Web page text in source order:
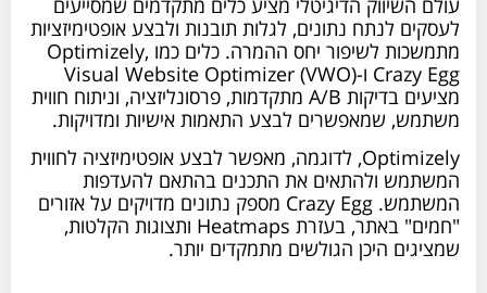
לעסקים לנתח נתונים, לגלות תובנות ולבצע אופטימיזציות
מתמשכות לשיפור יחס ההמרה. כלים כמו Optimizely,
Crazy Egg ו-Visual Website Optimizer (VWO)
מציעים בדיקות A/B מתקדמות, פרסונליזציה, וניתוח חווית
משתמש, שמאפשרים לבצע התאמות אישיות ומדויקות.
Optimizely, לדוגמה, מאפשר לבצע אופטימיזציה לחווית
המשתמש ולהתאים את התכנים בהתאם להעדפות
המשתמש. Crazy Egg מספק נתונים מדויקים על אזורים
"חמים" באתר, בעזרת Heatmaps ותצוגות הקלטות,
שמציגים היכן הגולשים מתמקדים יותר.